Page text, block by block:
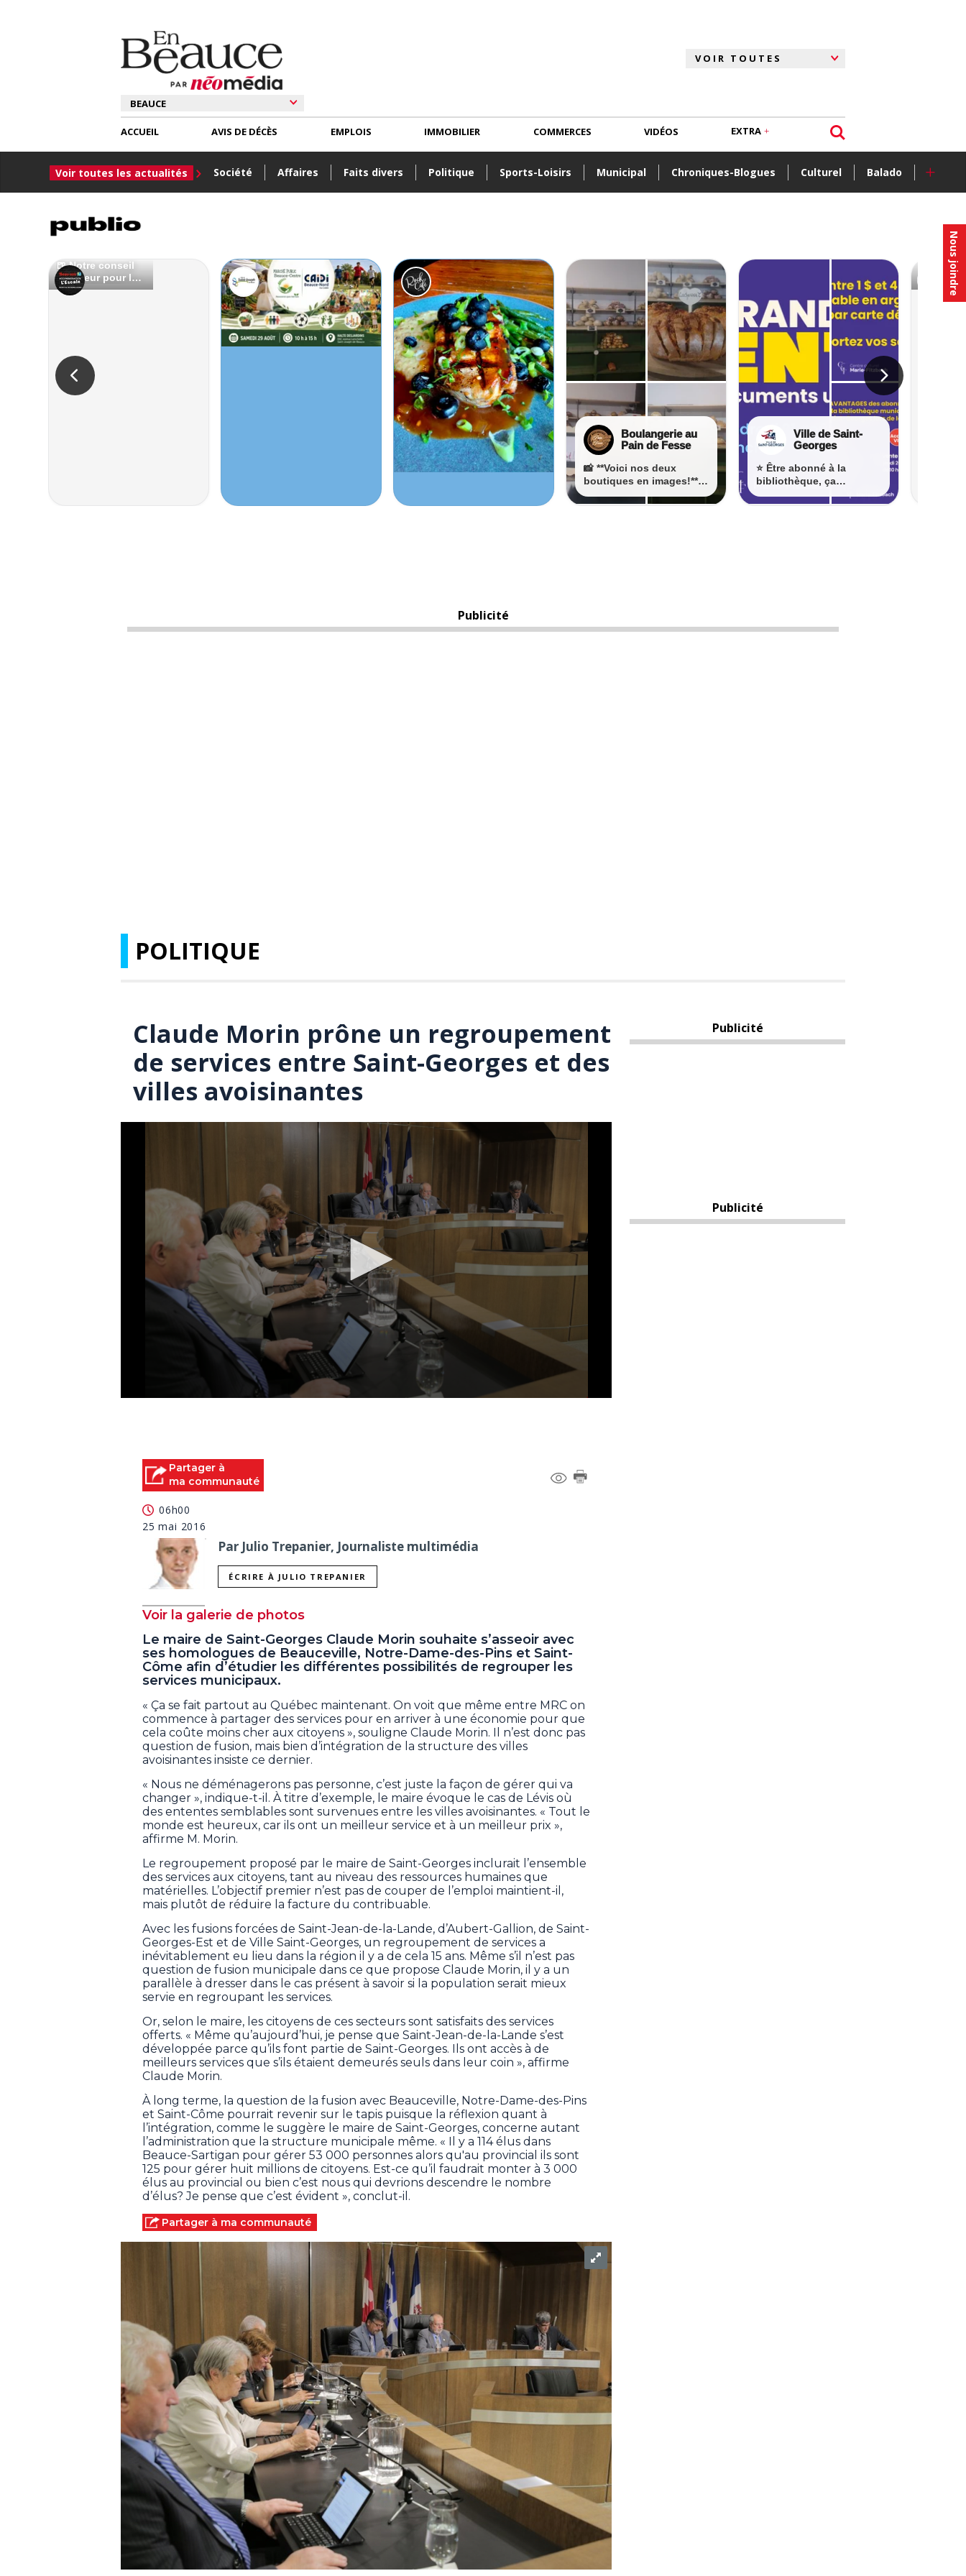
Nous joindre
ACCUEIL
Voir toutes les actualités Société Affaires Faits divers Politique Sports-Loisirs Municipal Chroniques-Blogues Culturel Balado +
AVIS DE DÉCÈS EMPLOIS IMMOBILIER COMMERCES VIDÉOS EXTRA
Publicité
POLITIQUE
Claude Morin prône un regroupement
de services entre Saint-Georges et des
villes avoisinantes
90%
Partager à
ma communauté
06h00
25 mai 2016
Par Julio Trepanier, Journaliste multimédia
ÉCRIRE À JULIO TREPANIER
Voir la galerie de photos
Le maire de Saint-Georges Claude Morin souhaite s’asseoir avec
ses homologues de Beauceville, Notre-Dame-des-Pins et Saint-
Côme afin d’étudier les différentes possibilités de regrouper les
services municipaux.
« Ça se fait partout au Québec maintenant. On voit que même entre MRC on
commence à partager des services pour en arriver à une économie pour que
cela coûte moins cher aux citoyens », souligne Claude Morin. Il n’est donc pas
question de fusion, mais bien d’intégration de la structure des villes
avoisinantes insiste ce dernier.
« Nous ne déménagerons pas personne, c’est juste la façon de gérer qui va
changer », indique-t-il. À titre d’exemple, le maire évoque le cas de Lévis où
des ententes semblables sont survenues entre les villes avoisinantes. « Tout le
monde est heureux, car ils ont un meilleur service et à un meilleur prix »,
affirme M. Morin.
Le regroupement proposé par le maire de Saint-Georges inclurait l’ensemble
des services aux citoyens, tant au niveau des ressources humaines que
matérielles. L’objectif premier n’est pas de couper de l’emploi maintient-il,
mais plutôt de réduire la facture du contribuable.
Avec les fusions forcées de Saint-Jean-de-la-Lande, d’Aubert-Gallion, de Saint-
Georges-Est et de Ville Saint-Georges, un regroupement de services a
inévitablement eu lieu dans la région il y a de cela 15 ans. Même s’il n’est pas
question de fusion municipale dans ce que propose Claude Morin, il y a un
parallèle à dresser dans le cas présent à savoir si la population serait mieux
servie en regroupant les services.
Or, selon le maire, les citoyens de ces secteurs sont satisfaits des services
offerts. « Même qu’aujourd’hui, je pense que Saint-Jean-de-la-Lande s’est
développée parce qu’ils font partie de Saint-Georges. Ils ont accès à de
meilleurs services que s’ils étaient demeurés seuls dans leur coin », affirme
Claude Morin.
À long terme, la question de la fusion avec Beauceville, Notre-Dame-des-Pins
et Saint-Côme pourrait revenir sur le tapis puisque la réflexion quant à
l’intégration, comme le suggère le maire de Saint-Georges, concerne autant
l’administration que la structure municipale même. « Il y a 114 élus dans
Beauce-Sartigan pour gérer 53 000 personnes alors qu'au provincial ils sont
125 pour gérer huit millions de citoyens. Est-ce qu’il faudrait monter à 3 000
élus au provincial ou bien c’est nous qui devrions descendre le nombre
d’élus? Je pense que c’est évident », conclut-il.
Partager à ma communauté
Publicité
Publicité